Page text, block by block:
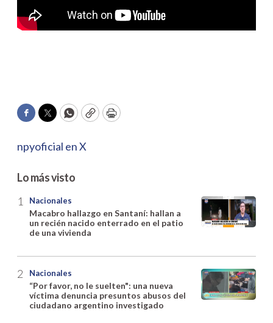
Facebook
TwitterWhatsApp
CopyPrint
npyoficial en X
Lo más visto
Nacionales
Macabro hallazgo en Santaní: hallan a
un recién nacido enterrado en el patio
de una vivienda
Nacionales
“Por favor, no le suelten": una nueva
víctima denuncia presuntos abusos del
ciudadano argentino investigado